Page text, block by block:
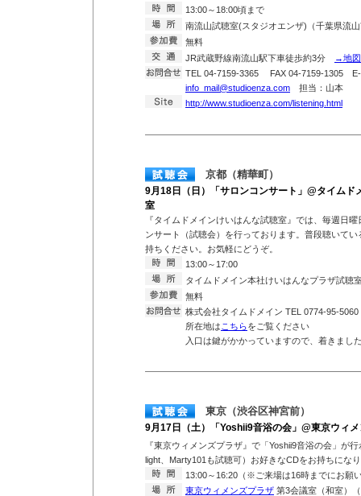
13:00～18:00頃まで
南流山試聴室(スタジオエンザ)（千葉県流
無料
JR武蔵野線南流山駅下車徒歩約3分
→地
TEL 04-7159-3365 FAX 04-7159-1305 E-
info_mail@studioenza.com 担当：山本
http://www.studioenza.com/listening.html
京都（精華町）
9月18日（日）「サロンコンサート」@タイムド
室
『タイムドメインけいはんな試聴室』では、毎週日
ンサート（試聴会）を行っております。普段聴いて
持ちください。お気軽にどうぞ。
13:00～17:00
タイムドメイン本社けいはんなプラザ試聴
無料
株式会社タイムドメイン TEL 0774-95-5060
所在地は こちらをご覧ください
入口は鍵がかかっていますので、着きまし
東京（渋谷区神宮前）
9月17日（土）「Yoshii9音浴の会」@東京ウィ
『東京ウィメンズプラザ』で「Yoshii9音浴の会」が
light、Marty101も試聴可）お好きなCDをお持ちにな
13:00～16:20（※ご来場は16時までにお願
東京ウィメンズプラザ 第3会議室（和室）